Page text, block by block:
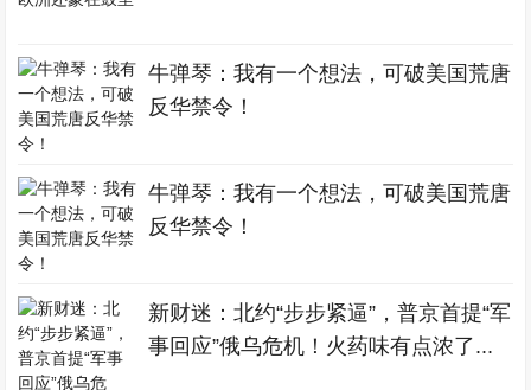
牛弹琴：我有一个想法，可破美国荒唐
反华禁令！
牛弹琴：我有一个想法，可破美国荒唐
反华禁令！
新财迷：北约“步步紧逼”，普京首提“军
事回应”俄乌危机！火药味有点浓了...